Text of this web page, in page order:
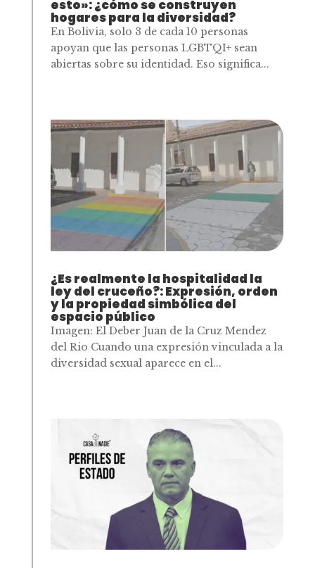
esto»: ¿cómo se construyen
hogares para la diversidad?
En Bolivia, solo 3 de cada 10 personas
apoyan que las personas LGBTQI+ sean
abiertas sobre su identidad. Eso significa...
¿Es realmente la hospitalidad la
ley del cruceño?: Expresión, orden
y la propiedad simbólica del
espacio público
Imagen: El Deber Juan de la Cruz Mendez
del Rio Cuando una expresión vinculada a la
diversidad sexual aparece en el...